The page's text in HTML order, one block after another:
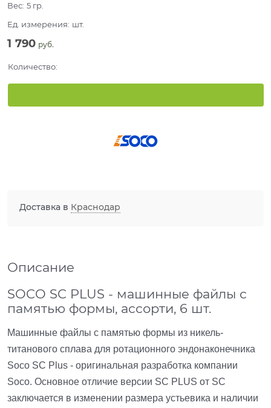
Вес: 5 гр.
Ед. измерения: шт.
1 790 руб.
Количество:
Доставка в Краснодар
Описание
SOCO SC PLUS - машинные файлы с
памятью формы, ассорти, 6 шт.
Машинные файлы с памятью формы из никель-
титанового сплава для ротационного эндонаконечника
Soco SC Plus - оригинальная разработка компании
Soco. Основное отличие версии SC PLUS от SC
заключается в изменении размера устьевика и наличии